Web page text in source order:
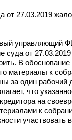
от 27.03.2019
управляющий
суда от
В обоснование
материалы к
за один рабочий
что
на
к
участвовать